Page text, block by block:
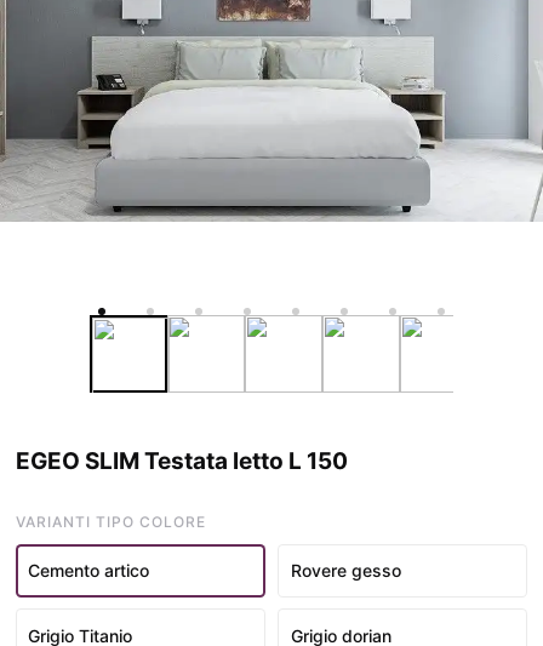
EGEO SLIM Testata letto L 150
VARIANTI TIPO COLORE
Cemento artico Rovere gesso
Grigio Titanio Grigio dorian